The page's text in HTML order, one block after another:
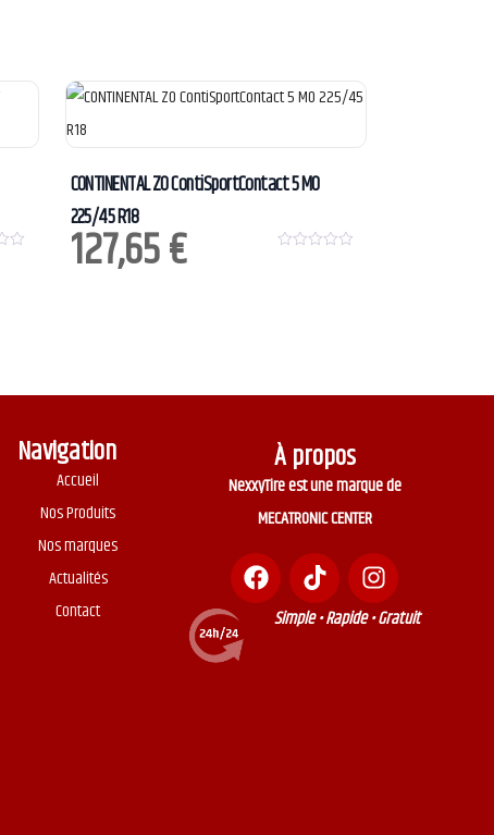
CONTINENTAL ZO ContiSportContact 5 MO
225/45 R18
127,65€
Navigation
Accueil
Nos Produits
Nos marques
Actualités
Contact
À propos
NexxyTire est une marque de
MECATRONIC CENTER
Simple • Rapide • Gratuit